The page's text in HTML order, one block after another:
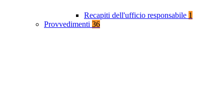
Recapiti dell'ufficio responsabile 1
Provvedimenti 36